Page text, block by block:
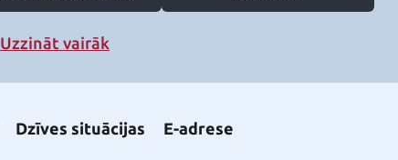
Uzzināt vairāk
Dzīves situācijas E-adrese